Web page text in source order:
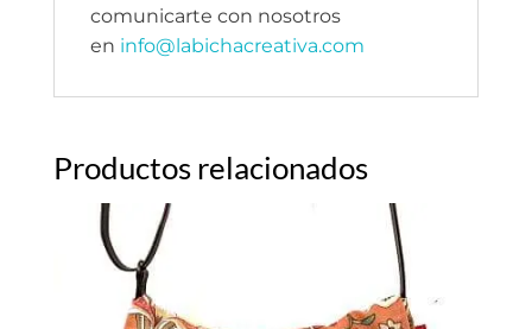
comunicarte con nosotros
en info@labichacreativa.com
Productos relacionados